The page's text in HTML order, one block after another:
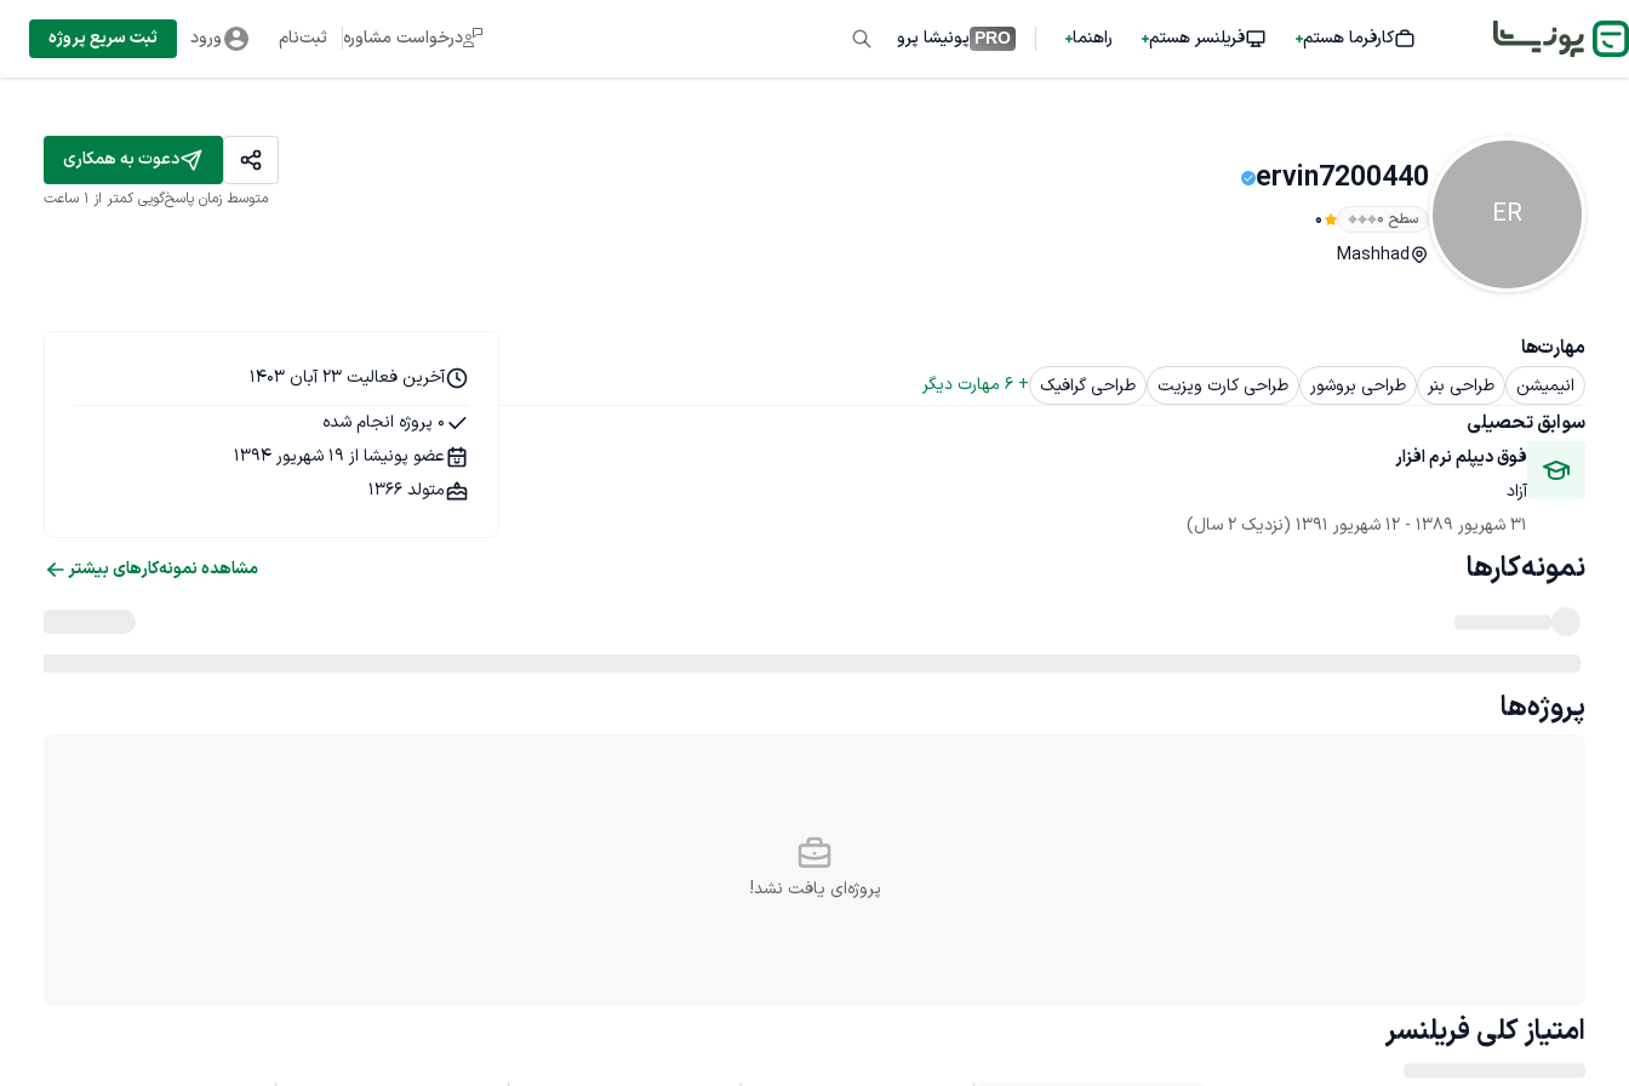
کارفرما هستم فریلنسر هستم راهنما PRO پونیشا پرو درخواست مشاوره ثبت‌نام ورود ثبت سریع پروژه
ER
ervin7200440
سطح ۰ 0
Mashhad
دعوت به همکاری
متوسط زمان پاسخ‌گویی کمتر از 1 ساعت
مهارت‌ها
انیمیشن طراحی بنر طراحی بروشور طراحی کارت ویزیت طراحی گرافیک +
6 مهارت دیگر
سوابق تحصیلی
فوق دیپلم نرم افزار
آزاد
31 شهریور 1389
- 12 شهریور 1391 (نزدیک 2 سال)
آخرین فعالیت 23 آبان 1403
0 پروژه انجام شده
عضو پونیشا از 19 شهریور 1394
متولد 1366
نمونه‌کارها مشاهده نمونه‌کارهای بیشتر
پروژه‌ها
پروژه‌ای یافت نشد!
امتیاز کلی فریلنسر